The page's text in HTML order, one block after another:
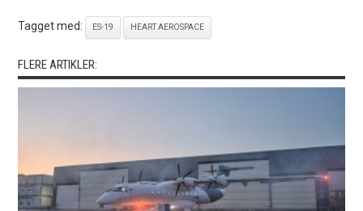
Tagget med: ES-19 HEART AEROSPACE
FLERE ARTIKLER: